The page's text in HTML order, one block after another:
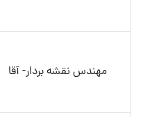
مهندس نقشه بردار- آقا